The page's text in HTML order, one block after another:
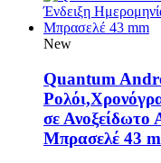
New
Quantum
σε Ανοξείδωτο
Μπρασελέ 43